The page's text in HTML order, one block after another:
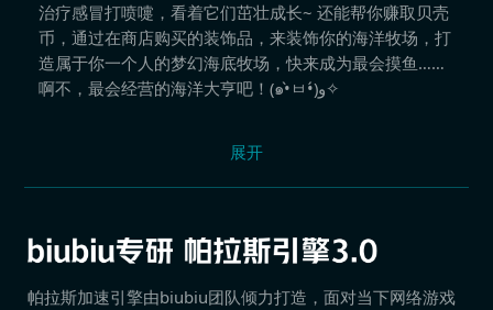
治疗感冒打喷嚏，看着它们茁壮成长~ 还能帮你赚取贝壳
币，通过在商店购买的装饰品，来装饰你的海洋牧场，打
造属于你一个人的梦幻海底牧场，快来成为最会摸鱼……
啊不，最会经营的海洋大亨吧！(๑•̀ㅂ•́)و✧
展开
帕拉斯加速引擎由biubiu团队倾力打造，面对当下网络游戏